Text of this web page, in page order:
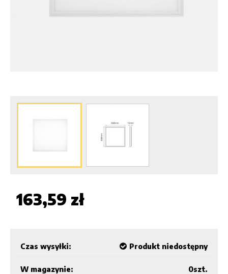
163,59 zł
Czas wysyłki: Produkt niedostępny
W magazynie: szt.
0